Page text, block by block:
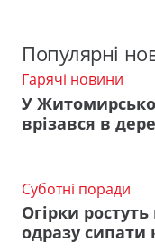
Популярні
Гарячі новини
У
врізався в
Суботні поради
Огірки
одразу сипати